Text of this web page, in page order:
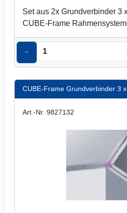
Set aus 2x Grundverbinder 3
CUBE-Frame
−
CUBE-Frame Grundverbinder 3
Art.-Nr. 9827132